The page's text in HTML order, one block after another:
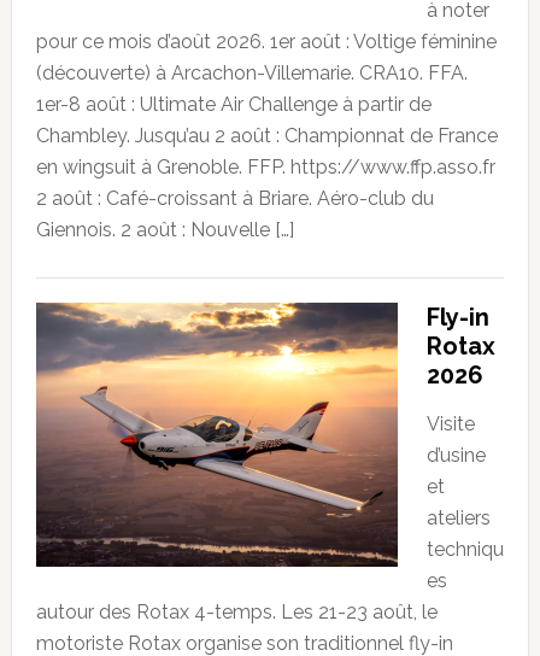
à noter
pour ce mois d’août 2026. 1er août : Voltige féminine
(découverte) à Arcachon-Villemarie. CRA10. FFA.
1er-8 août : Ultimate Air Challenge à partir de
Chambley. Jusqu’au 2 août : Championnat de France
en wingsuit à Grenoble. FFP. https://www.ffp.asso.fr
2 août : Café-croissant à Briare. Aéro-club du
Giennois. 2 août : Nouvelle […]
Fly-in
Rotax
2026
Visite
d’usine
et
ateliers
techniqu
es
autour des Rotax 4-temps. Les 21-23 août, le
motoriste Rotax organise son traditionnel fly-in